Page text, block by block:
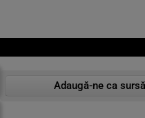
Adaugă-ne ca